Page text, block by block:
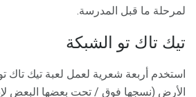
لمرحلة ما قبل المدرسة.
تيك تاك تو الشبكة
استخدم أربعة شعرية لعمل لعبة تيك تاك
الأرض (نسجها فوق / تحت بعضها البعض